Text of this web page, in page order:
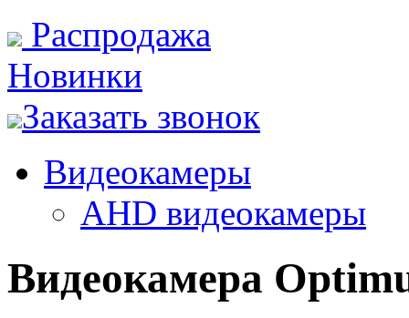
Распродажа
Новинки
Заказать звонок
Видеокамеры
AHD видеокамеры
Видеокамера